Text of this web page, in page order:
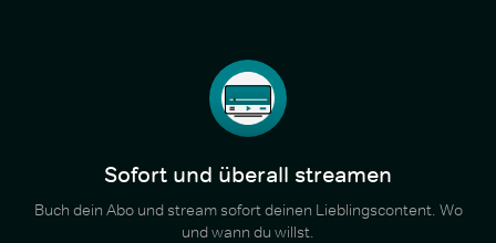
Sofort und überall streamen
Buch dein Abo und stream sofort deinen Lieblingscontent. Wo
und wann du willst.